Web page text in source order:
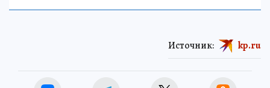
Источник: kp.ru